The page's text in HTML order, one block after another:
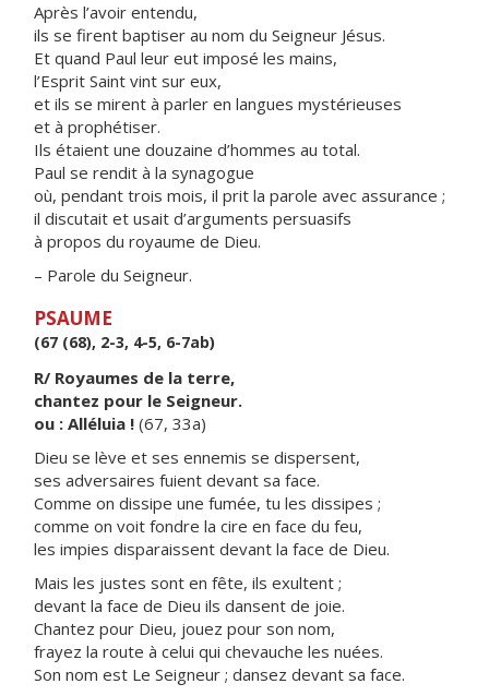
Après l’avoir entendu,
ils se firent baptiser au nom du Seigneur Jésus.
Et quand Paul leur eut imposé les mains,
l’Esprit Saint vint sur eux,
et ils se mirent à parler en langues mystérieuses
et à prophétiser.
Ils étaient une douzaine d’hommes au total.
Paul se rendit à la synagogue
où, pendant trois mois, il prit la parole avec assurance ;
il discutait et usait d’arguments persuasifs
à propos du royaume de Dieu.
– Parole du Seigneur.
PSAUME
(67 (68), 2-3, 4-5, 6-7ab)
R/ Royaumes de la terre,
chantez pour le Seigneur.
ou : Alléluia ! (67, 33a)
Dieu se lève et ses ennemis se dispersent,
ses adversaires fuient devant sa face.
Comme on dissipe une fumée, tu les dissipes ;
comme on voit fondre la cire en face du feu,
les impies disparaissent devant la face de Dieu.
Mais les justes sont en fête, ils exultent ;
devant la face de Dieu ils dansent de joie.
Chantez pour Dieu, jouez pour son nom,
frayez la route à celui qui chevauche les nuées.
Son nom est Le Seigneur ; dansez devant sa face.